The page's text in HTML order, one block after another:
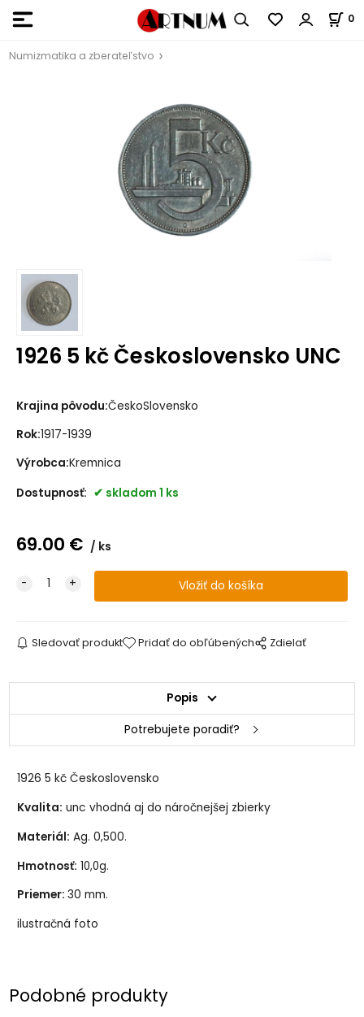
0
Numizmatika a zberateľstvo
1926 5 kč Československo UNC
Krajina pôvodu:ČeskoSlovensko
Rok:1917-1939
Výrobca:Kremnica
Dostupnosť:
skladom 1 ks
69.00 € ks
Sledovať produkt Pridať do obľúbených Zdielať
Popis
Potrebujete poradiť?
1926 5 kč Československo
Kvalita: unc vhodná aj do náročnejšej zbierky
Materiál: Ag. 0,500.
Hmotnosť: 10,0g.
Priemer:30 mm.
ilustračná foto
Podobné produkty